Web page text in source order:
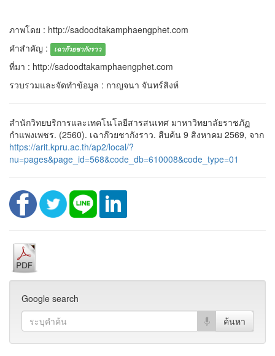
ภาพโดย : http://sadoodtakamphaengphet.com
คำสำคัญ :
เฉาก๊วยชากังราว
ที่มา : http://sadoodtakamphaengphet.com
รวบรวมและจัดทำข้อมูล : กาญจนา จันทร์สิงห์
สำนักวิทยบริการและเทคโนโลยีสารสนเทศ มาหาวิทยาลัยราชภัฏ
กำแพงเพชร. (2560). เฉาก๊วยชากังราว. สืบค้น 9 สิงหาคม 2569, จาก
https://arit.kpru.ac.th/ap2/local/?
nu=pages&page_id=568&code_db=610008&code_type=01
Google search